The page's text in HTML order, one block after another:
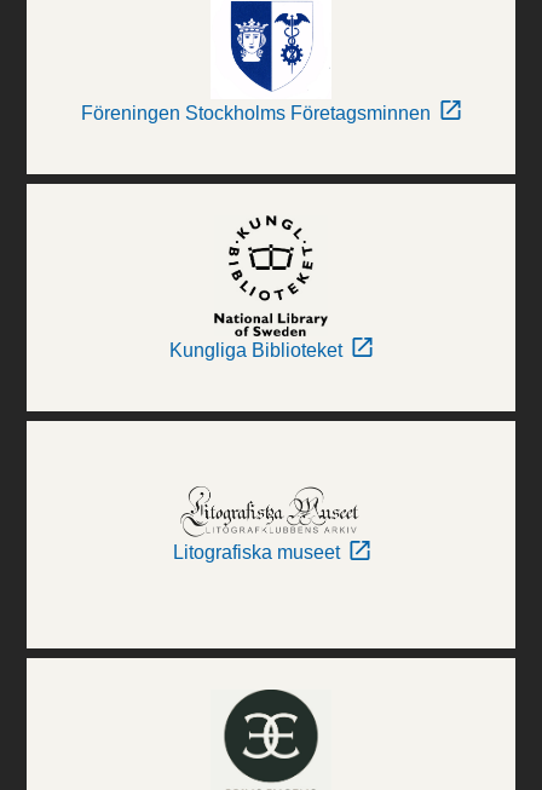
Föreningen Stockholms Företagsminnen
Kungliga Biblioteket
Litografiska museet